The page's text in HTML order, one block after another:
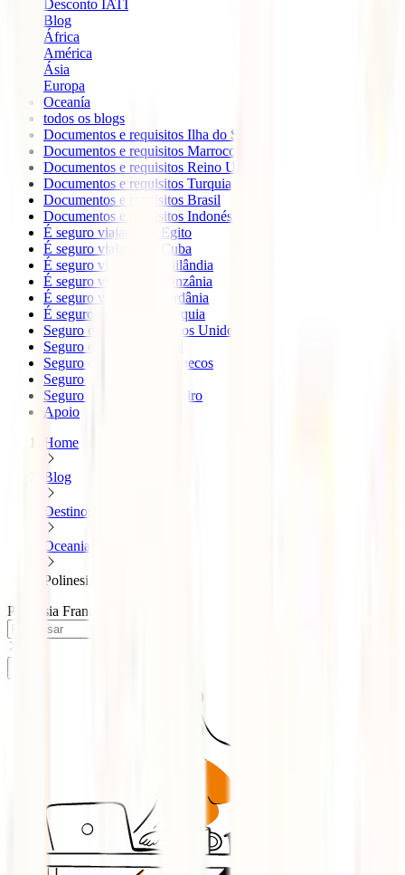
Desconto IATI
Blog
África
América
Ásia
Europa
Oceanía
todos os blogs
Documentos e requisitos Ilha do Sal
Documentos e requisitos Marrocos
Documentos e requisitos Reino Unido
Documentos e requisitos Turquia
Documentos e requisitos Brasil
Documentos e requisitos Indonésia
É seguro viajar para Egito
É seguro viajar para Cuba
É seguro viajar para Tailândia
É seguro viajar para Tanzânia
É seguro viajar para Jordânia
É seguro viajar para Turquia
Seguro de viagem Estados Unidos
Seguro de viagem Brasil
Seguro de Viagem Marruecos
Seguro de Viagem Japão
Seguro de Viagem Cruzeiro
Apoio
Home
Blog
Destinos
Oceania
Polinesia francesa
Polinésia Francesa